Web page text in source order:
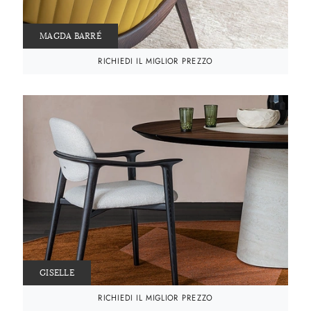
MAGDA BARRÉ
RICHIEDI IL MIGLIOR PREZZO
GISELLE
RICHIEDI IL MIGLIOR PREZZO